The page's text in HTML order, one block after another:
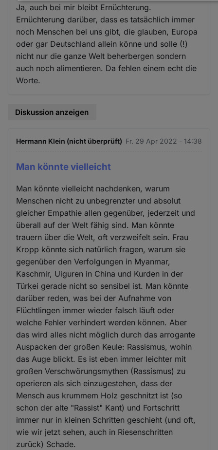
Ja, auch bei mir bleibt Ernüchterung.
Ernüchterung darüber, dass es tatsächlich immer
noch Menschen bei uns gibt, die glauben, Europa
oder gar Deutschland allein könne und solle (!)
nicht nur die ganze Welt beherbergen sondern
auch noch alimentieren. Da fehlen einem echt die
Worte.
Diskussion anzeigen
Hermann Klein (nicht überprüft) Fr. 29 Apr 2022 - 14:38
Man könnte vielleicht
Man könnte vielleicht nachdenken, warum
Menschen nicht zu unbegrenzter und absolut
gleicher Empathie allen gegenüber, jederzeit und
überall auf der Welt fähig sind. Man könnte
trauern über die Welt, oft verzweifelt sein. Frau
Kropp könnte sich natürlich fragen, warum sie
gegenüber den Verfolgungen in Myanmar,
Kaschmir, Uiguren in China und Kurden in der
Türkei gerade nicht so sensibel ist. Man könnte
darüber reden, was bei der Aufnahme von
Flüchtlingen immer wieder falsch läuft oder
welche Fehler verhindert werden können. Aber
das wird alles nicht möglich durch das arrogante
Auspacken der großen Keule: Rassismus, wohin
das Auge blickt. Es ist eben immer leichter mit
großen Verschwörungsmythen (Rassismus) zu
operieren als sich einzugestehen, dass der
Mensch aus krummem Holz geschnitzt ist (so
schon der alte "Rassist" Kant) und Fortschritt
immer nur in kleinen Schritten geschieht (und oft,
wie wir jetzt sehen, auch in Riesenschritten
zurück) Schade.
und
Cookies